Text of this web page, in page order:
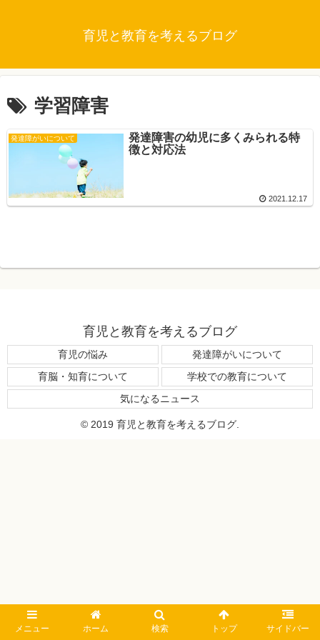
育児と教育を考えるブログ
学習障害
発達障がいについて
発達障害の幼児に多くみられる特
徴と対応法
2021.12.17
育児と教育を考えるブログ
育児の悩み
発達障がいについて
育脳・知育について
学校での教育について
気になるニュース
© 2019 育児と教育を考えるブログ.
メニュー ホーム 検索 トップ サイドバー